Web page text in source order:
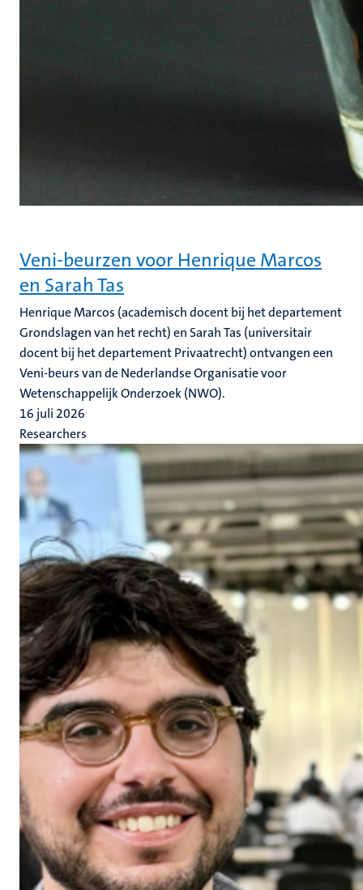
Veni-beurzen voor Henrique Marcos
en Sarah Tas
Henrique Marcos (academisch docent bij het departement
Grondslagen van het recht) en Sarah Tas (universitair
docent bij het departement Privaatrecht) ontvangen een
Veni-beurs van de Nederlandse Organisatie voor
Wetenschappelijk Onderzoek (NWO).
16 juli 2026
Researchers